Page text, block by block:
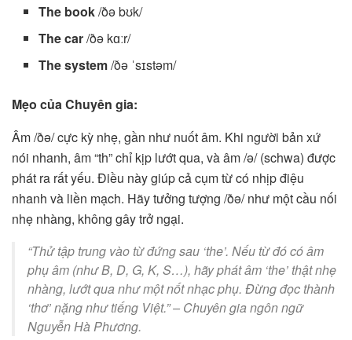
The book/ðə bʊk/
The car/ðə kɑːr/
The system/ðə ˈsɪstəm/
Mẹo của Chuyên gia:
Âm /ðə/ cực kỳ nhẹ, gần như nuốt âm. Khi người bản xứ
nói nhanh, âm “th” chỉ kịp lướt qua, và âm /ə/ (schwa) được
phát ra rất yếu. Điều này giúp cả cụm từ có nhịp điệu
nhanh và liền mạch. Hãy tưởng tượng /ðə/ như một cầu nối
nhẹ nhàng, không gây trở ngại.
“Thử tập trung vào từ đứng sau ‘the’. Nếu từ đó có âm
phụ âm (như B, D, G, K, S…), hãy phát âm ‘the’ thật nhẹ
nhàng, lướt qua như một nốt nhạc phụ. Đừng đọc thành
‘thơ’ nặng như tiếng Việt.”– Chuyên gia ngôn ngữ
Nguyễn Hà Phương.